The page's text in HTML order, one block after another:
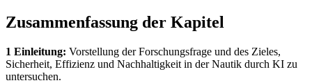
Zusammenfassung der Kapitel
1 Einleitung: Vorstellung der Forschungsfrage und des Zieles,
Sicherheit, Effizienz und Nachhaltigkeit in der Nautik durch KI zu
untersuchen.